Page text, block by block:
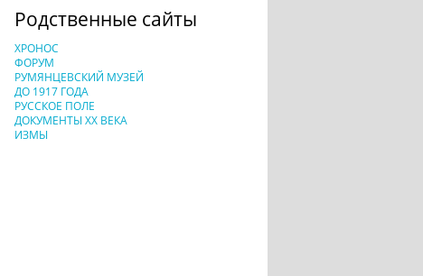
Родственные сайты
ХРОНОС
ФОРУМ
РУМЯНЦЕВСКИЙ МУЗЕЙ
ДО 1917 ГОДА
РУССКОЕ ПОЛЕ
ДОКУМЕНТЫ XX ВЕКА
ИЗМЫ